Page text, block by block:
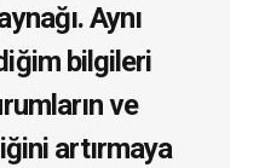
Aynı
bilgileri
ve
artırmaya